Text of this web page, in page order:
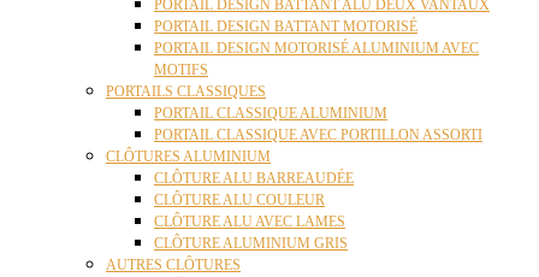
PORTAIL DESIGN BATTANT ALU DEUX VANTAUX
PORTAIL DESIGN BATTANT MOTORISÉ
PORTAIL DESIGN MOTORISÉ ALUMINIUM AVEC
MOTIFS
PORTAILS CLASSIQUES
PORTAIL CLASSIQUE ALUMINIUM
PORTAIL CLASSIQUE AVEC PORTILLON ASSORTI
CLÔTURES ALUMINIUM
CLÔTURE ALU BARREAUDÉE
CLÔTURE ALU COULEUR
CLÔTURE ALU AVEC LAMES
CLÔTURE ALUMINIUM GRIS
AUTRES CLÔTURES